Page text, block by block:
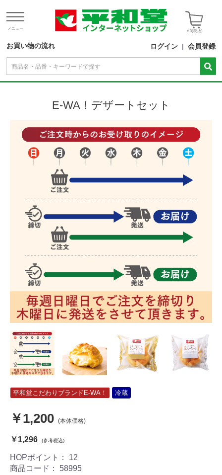
メニュー
￥0(税抜)
お買い物の流れ ログイン | 会員登録
E-WA！デザートセット
平和堂こだわりブランドE-WA！ 冷蔵
￥1,200 (本体価格)
￥1,296 (参考税込)
HOPポイント： 12
商品コード： 58995